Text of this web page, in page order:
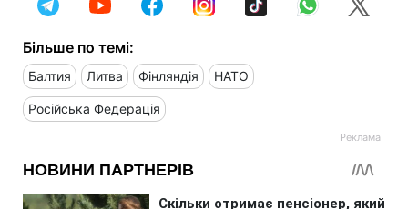
Більше по темі:
Балтия Литва Фінляндія НАТО
Російська Федерація